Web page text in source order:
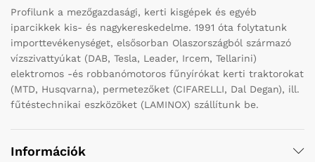
Profilunk a mezőgazdasági, kerti kisgépek és egyéb
iparcikkek kis- és nagykereskedelme. 1991 óta folytatunk
importtevékenységet, elsősorban Olaszországból származó
vízszivattyúkat (DAB, Tesla, Leader, Ircem, Tellarini)
elektromos -és robbanómotoros fűnyírókat kerti traktorokat
(MTD, Husqvarna), permetezőket (CIFARELLI, Dal Degan), ill.
fűtéstechnikai eszközöket (LAMINOX) szállítunk be.
Információk